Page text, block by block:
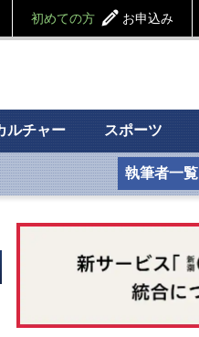
初めての方 お申込み
ルチャー スポーツ
執筆者一覧